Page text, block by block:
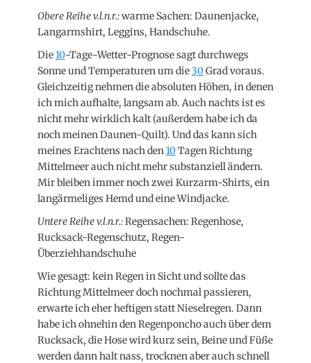
Obere Reihe v.l.n.r.:warme Sachen: Daunenjacke,
Langarmshirt, Leggins, Handschuhe.
Die10-Tage-Wetter-Prognose sagt durchwegs
Sonne und Temperaturen um die30Grad voraus.
Gleichzeitig nehmen die absoluten Höhen, in denen
ich mich aufhalte, langsam ab. Auch nachts ist es
nicht mehr wirklich kalt (außerdem habe ich da
noch meinen Daunen-Quilt). Und das kann sich
meines Erachtens nach den10Tagen Richtung
Mittelmeer auch nicht mehr substanziell ändern.
Mir bleiben immer noch zwei Kurzarm-Shirts, ein
langärmeliges Hemd und eine Windjacke.
Untere Reihe v.l.n.r.:Regensachen: Regenhose,
Rucksack-Regenschutz, Regen-
Überziehhandschuhe
Wie gesagt: kein Regen in Sicht und sollte das
Richtung Mittelmeer doch nochmal passieren,
erwarte ich eher heftigen statt Nieselregen. Dann
habe ich ohnehin den Regenponcho auch über dem
Rucksack, die Hose wird kurz sein, Beine und Füße
werden dann halt nass, trocknen aber auch schnell